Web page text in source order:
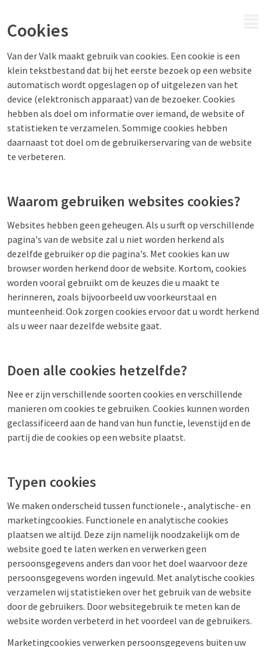
Cookies
Van der Valk maakt gebruik van cookies. Een cookie is een
klein tekstbestand dat bij het eerste bezoek op een website
automatisch wordt opgeslagen op of uitgelezen van het
device (elektronisch apparaat) van de bezoeker. Cookies
hebben als doel om informatie over iemand, de website of
statistieken te verzamelen. Sommige cookies hebben
daarnaast tot doel om de gebruikerservaring van de website
te verbeteren.
Waarom gebruiken websites cookies?
Websites hebben geen geheugen. Als u surft op verschillende
pagina's van de website zal u niet worden herkend als
dezelfde gebruiker op die pagina's. Met cookies kan uw
browser worden herkend door de website. Kortom, cookies
worden vooral gebruikt om de keuzes die u maakt te
herinneren, zoals bijvoorbeeld uw voorkeurstaal en
munteenheid. Ook zorgen cookies ervoor dat u wordt herkend
als u weer naar dezelfde website gaat.
Doen alle cookies hetzelfde?
Nee er zijn verschillende soorten cookies en verschillende
manieren om cookies te gebruiken. Cookies kunnen worden
geclassificeerd aan de hand van hun functie, levenstijd en de
partij die de cookies op een website plaatst.
Typen cookies
We maken onderscheid tussen functionele-, analytische- en
marketingcookies. Functionele en analytische cookies
plaatsen we altijd. Deze zijn namelijk noodzakelijk om de
website goed te laten werken en verwerken geen
persoonsgegevens anders dan voor het doel waarvoor deze
persoonsgegevens worden ingevuld. Met analytische cookies
verzamelen wij statistieken over het gebruik van de website
door de gebruikers. Door websitegebruik te meten kan de
website worden verbeterd in het voordeel van de gebruikers.
Marketingcookies verwerken persoonsgegevens buiten uw